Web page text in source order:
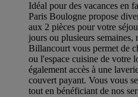
Idéal pour des vacances en
Paris Boulogne propose
aux 2 pièces pour votre
jours ou plusieurs
Billancourt vous permet de
ou l'espace cuisine de votre
également accès à une
couvert payant. Vous vous
tout en bénéficiant de nos